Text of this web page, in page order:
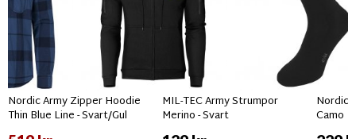
Nordic Army Zipper Hoodie
Thin Blue Line - Svart/Gul
MIL-TEC Army Strumpor
Merino - Svart
Nordic
Camo